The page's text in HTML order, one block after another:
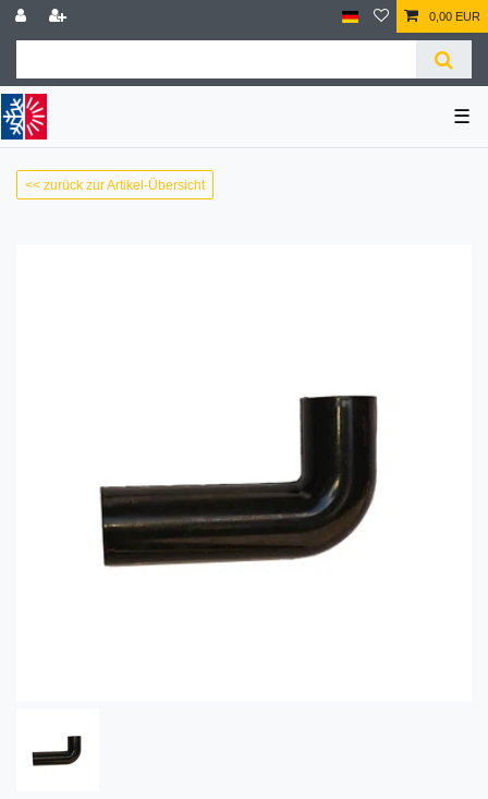
0,00 EUR
☰
<< zurück zur Artikel-Übersicht